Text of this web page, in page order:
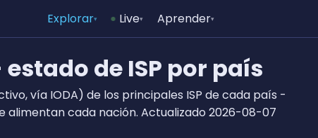
Explorar▾ Live▾ Aprender▾
de ISP por país
vía IODA) de los principales ISP de cada país -
alimentan cada nación. Actualizado 2026-08-07